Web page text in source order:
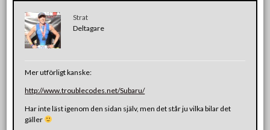
Strat
Deltagare
Mer utförligt kanske:
http://www.troublecodes.net/Subaru/
Har inte läst igenom den sidan själv, men det står ju vilka bilar det
gäller